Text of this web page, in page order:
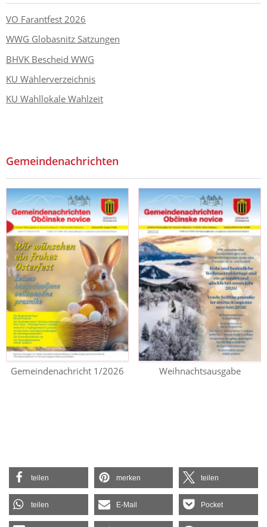
VO Farantfest 2026
WWG Globasnitz Satzungen
BHVK Bescheid WWG
KU Wählerverzeichnis
KU Wahllokale Wahlzeit
Gemeindenachrichten
Gemeindenachricht 1/2026 Weihnachtsausgabe
teilen merken teilen
teilen E-Mail Pocket